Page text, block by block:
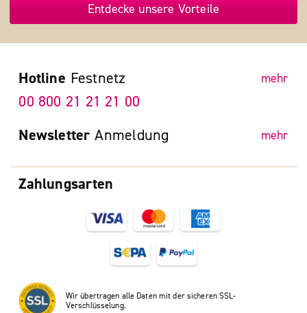
Entdecke unsere Vorteile
Zahlungsarten
Wir übertragen alle Daten mit der sicheren SSL-
Verschlüsselung.
Hotline Festnetz mehr
00 800 21 21 21 00
Newsletter Anmeldung mehr